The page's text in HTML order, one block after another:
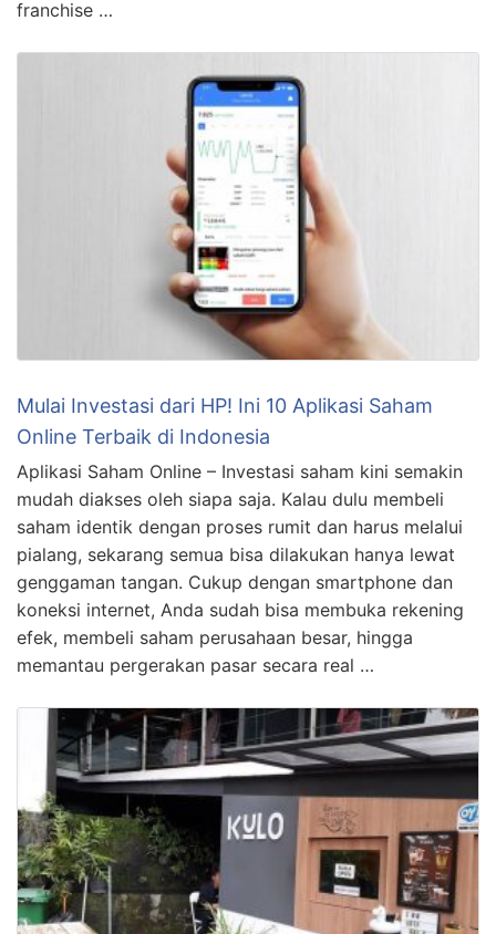
franchise …
Mulai Investasi dari HP! Ini 10 Aplikasi Saham
Online Terbaik di Indonesia
Aplikasi Saham Online – Investasi saham kini semakin
mudah diakses oleh siapa saja. Kalau dulu membeli
saham identik dengan proses rumit dan harus melalui
pialang, sekarang semua bisa dilakukan hanya lewat
genggaman tangan. Cukup dengan smartphone dan
koneksi internet, Anda sudah bisa membuka rekening
efek, membeli saham perusahaan besar, hingga
memantau pergerakan pasar secara real …